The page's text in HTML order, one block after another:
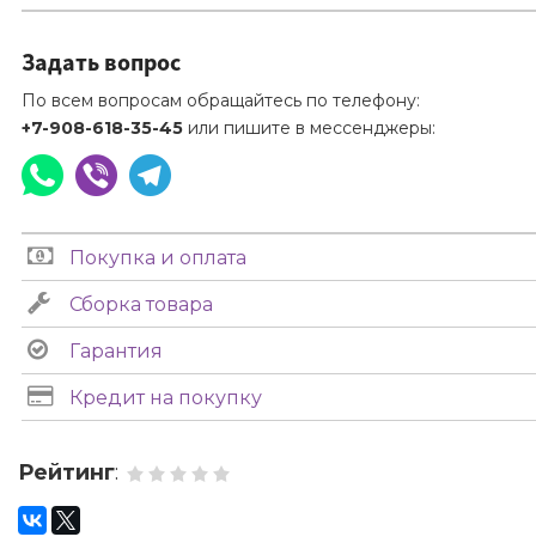
Задать вопрос
По всем вопросам обращайтесь по телефону:
+7-908-618-35-45 или пишите в мессенджеры:
Покупка и оплата
Сборка товара
Гарантия
Кредит на покупку
Рейтинг: